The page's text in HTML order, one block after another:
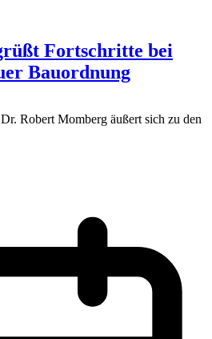
Fortschritte bei
Bauordnung
Robert Momberg äußert sich zu den